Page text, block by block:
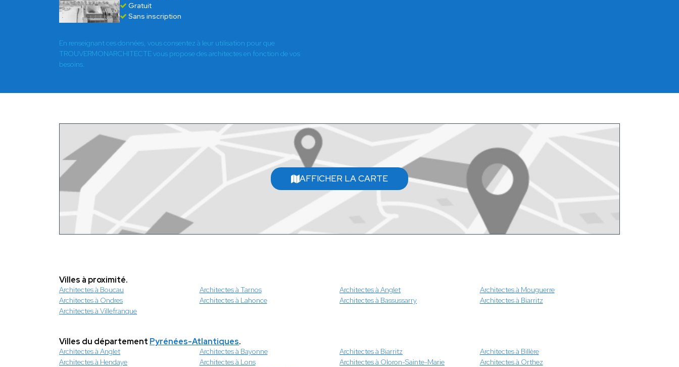
Gratuit
Sans inscription
En renseignant ces données, vous consentez à leur utilisation pour que
TROUVERMONARCHITECTE vous propose des architectes en fonction de vos
besoins.
AFFICHER LA CARTE
Villes à proximité.
Architectes à Boucau Architectes à Tarnos Architectes à Anglet
Architectes à Mouguerre
Architectes à Ondres
Architectes à Lahonce Architectes à Bassussarry
Architectes à Biarritz
Architectes à Villefranque
Villes du département Pyrénées-Atlantiques.
Architectes à Anglet Architectes à Bayonne Architectes à Biarritz
Architectes à Billère
Architectes à Hendaye
Architectes à Lons Architectes à Oloron-Sainte-Marie
Architectes à Orthez